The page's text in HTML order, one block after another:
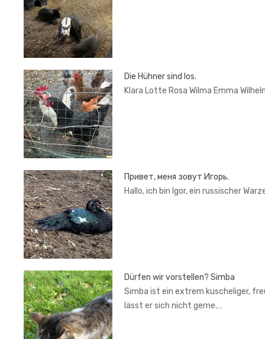
Die Hühner sind los.
Klara Lotte Rosa Wilma Emma
Привет, меня зовут Игорь.
Hallo, ich bin Igor, ein russischer
Dürfen wir vorstellen? Simba
Simba ist ein extrem kuscheliger,
lässt er sich nicht gerne.…